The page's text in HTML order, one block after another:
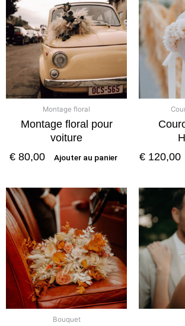
Montage floral
Montage floral pour
voiture
€ 80,00 Ajouter au panier
€ 120,00
Bouquet